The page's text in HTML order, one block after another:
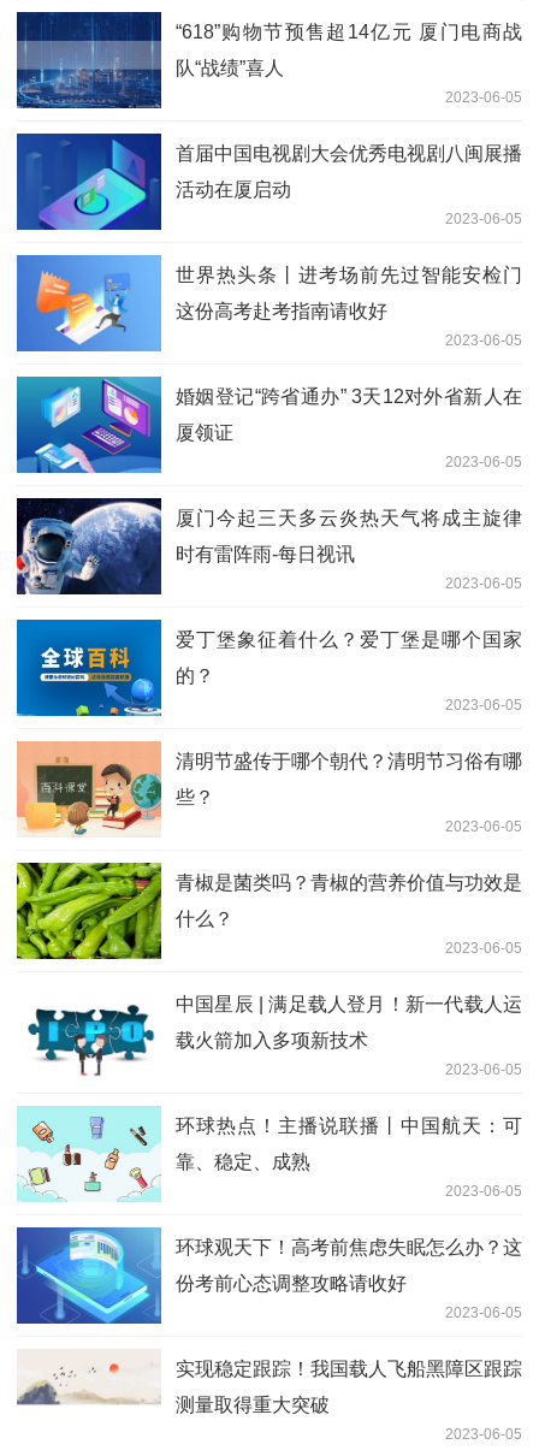
“618”购物节预售超14亿元 厦门电商战
队“战绩”喜人
2023-06-05
首届中国电视剧大会优秀电视剧八闽展播
活动在厦启动
2023-06-05
世界热头条丨进考场前先过智能安检门
这份高考赴考指南请收好
2023-06-05
婚姻登记“跨省通办” 3天12对外省新人在
厦领证
2023-06-05
厦门今起三天多云炎热天气将成主旋律
时有雷阵雨-每日视讯
2023-06-05
爱丁堡象征着什么？爱丁堡是哪个国家
的？
2023-06-05
清明节盛传于哪个朝代？清明节习俗有哪
些？
2023-06-05
青椒是菌类吗？青椒的营养价值与功效是
什么？
2023-06-05
中国星辰 | 满足载人登月！新一代载人运
载火箭加入多项新技术
2023-06-05
环球热点！主播说联播丨中国航天：可
靠、稳定、成熟
2023-06-05
环球观天下！高考前焦虑失眠怎么办？这
份考前心态调整攻略请收好
2023-06-05
实现稳定跟踪！我国载人飞船黑障区跟踪
测量取得重大突破
2023-06-05